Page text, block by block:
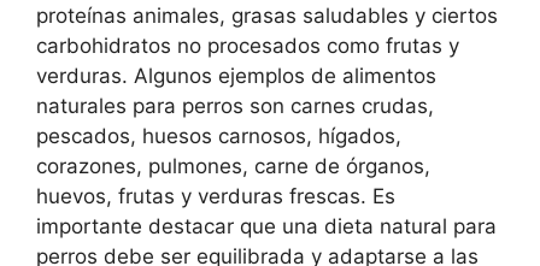
proteínas animales, grasas saludables y ciertos
carbohidratos no procesados como frutas y
verduras. Algunos ejemplos de alimentos
naturales para perros son carnes crudas,
pescados, huesos carnosos, hígados,
corazones, pulmones, carne de órganos,
huevos, frutas y verduras frescas. Es
importante destacar que una dieta natural para
perros debe ser equilibrada y adaptarse a las